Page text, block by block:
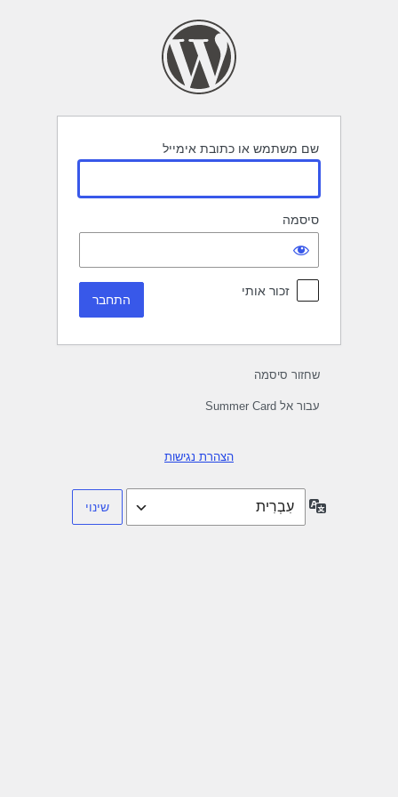
שם משתמש או כתובת אימייל
סיסמה
זכור אותי
שחזור סיסמה
עבור אל Summer Card
הצהרת נגישות
שפה